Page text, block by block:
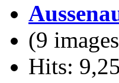
(9
Hits: